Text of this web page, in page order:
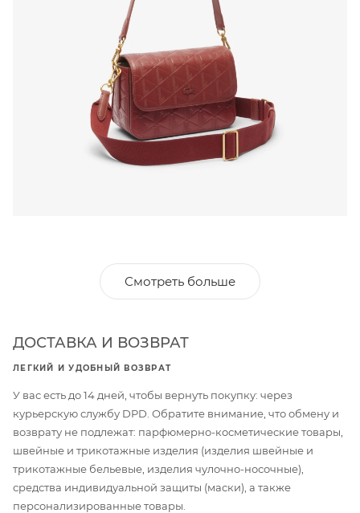
Смотреть больше
ДОСТАВКА И ВОЗВРАТ
ЛЕГКИЙ И УДОБНЫЙ ВОЗВРАТ
У вас есть до 14 дней, чтобы вернуть покупку: через
курьерскую службу DPD. Обратите внимание, что обмену и
возврату не подлежат: парфюмерно-косметические товары,
швейные и трикотажные изделия (изделия швейные и
трикотажные бельевые, изделия чулочно-носочные),
средства индивидуальной защиты (маски), а также
персонализированные товары.